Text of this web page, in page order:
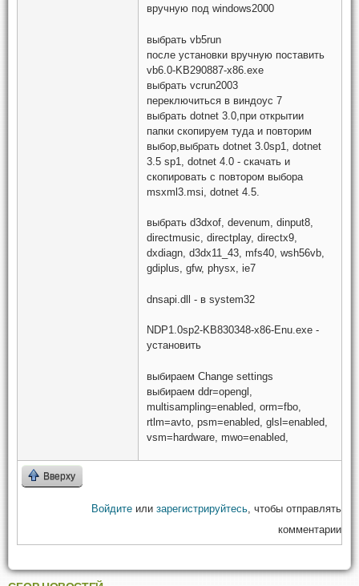
вручную под windows2000
выбрать vb5run
после установки вручную поставить
vb6.0-KB290887-x86.exe
выбрать vcrun2003
переключиться в виндоус 7
выбрать dotnet 3.0,при открытии
папки скопируем туда и повторим
выбор,выбрать dotnet 3.0sp1, dotnet
3.5 sp1, dotnet 4.0 - скачать и
скопировать с повтором выбора
msxml3.msi, dotnet 4.5.
выбрать d3dxof, devenum, dinput8,
directmusic, directplay, directx9,
dxdiagn, d3dx11_43, mfs40, wsh56vb,
gdiplus, gfw, physx, ie7
dnsapi.dll - в system32
NDP1.0sp2-KB830348-x86-Enu.exe -
установить
выбираем Change settings
выбираем ddr=opengl,
multisampling=enabled, orm=fbo,
rtlm=avto, psm=enabled, glsl=enabled,
vsm=hardware, mwo=enabled,
Вверху
Войдите или зарегистрируйтесь, чтобы отправлять
комментарии